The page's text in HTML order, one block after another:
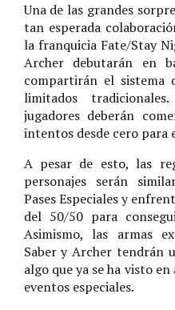
Una de las grandes
tan esperada
la franquicia Fate/Stay
Archer debutarán en
compartirán el sistema
limitados
jugadores deberán
intentos desde cero para
A pesar de esto, las
personajes serán
Pases Especiales y
del 50/50 para
Asimismo, las armas
Saber y Archer tendrán
algo que ya se ha visto
eventos especiales.